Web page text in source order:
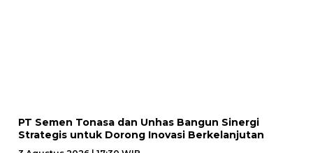
PT Semen Tonasa dan Unhas Bangun Sinergi
Strategis untuk Dorong Inovasi Berkelanjutan